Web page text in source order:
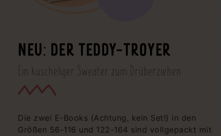
NEU: DER TEDDY-TROYER
Ein kuscheliger Sweater zum Drüberziehen
Die zwei E-Books (Achtung, kein Set!) in den
Größen 56-116 und 122-164 sind vollgepackt mit